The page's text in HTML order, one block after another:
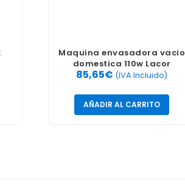
Maquina envasadora vacio
domestica 110w Lacor
85,65€ (IVA Incluido)
AÑADIR AL CARRITO